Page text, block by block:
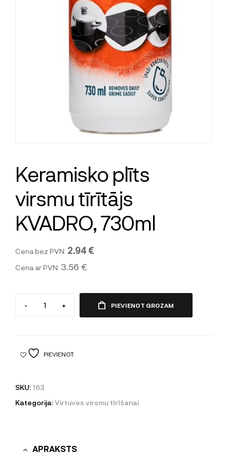
Keramisko plīts
virsmu tīrītājs
KVADRO, 730ml
Cena bez PVN: 2.94 €
Cena ar PVN: 3.56 €
- + PIEVIENOT GROZAM
PIEVIENOT
SKU: 163
Kategorija:Virtuves virsmu tīrīšanai
APRAKSTS